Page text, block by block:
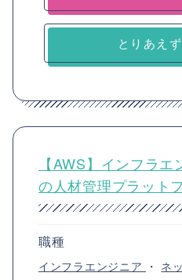
とりあえ
【AWS】インフラ
の人材管理プラット
職種
インフラエンジニア ・ ネ